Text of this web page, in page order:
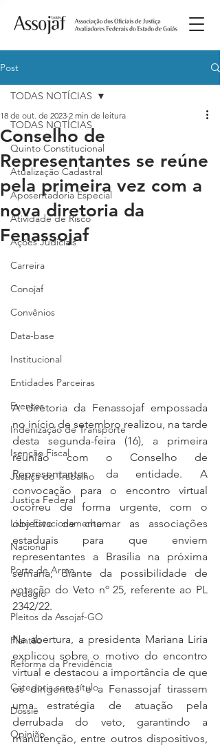
Post
TODAS NOTÍCIAS
Quinto Constitucional
Atualização Cadastral
Aposentadoria Especial
Atividade de Risco
Ações Judiciais
Carreira
Conojaf
Convênios
Data-base
Institucional
Entidades Parceiras
Eventos
Indenização de Transporte
Isenção Fiscal
Justiça do Trabalho
Justiça Federal
Livre Estacionamento
Nacional
Porte de Arma
Pedágio
Pleitos da Assojaf-GO
Plantão
Reforma da Previdência
Categoria sem título
Dossiê
Opinião
TODAS NOTÍCIAS
Conselho de
Representantes se reúne
pela primeira vez com a
nova diretoria da
Fenassojaf
18 de out. de 2023 2 min de leitura
A diretoria da Fenassojaf empossada
no início de setembro realizou, na tarde
desta segunda-feira (16), a primeira
reunião com o Conselho de
Representantes da entidade. A
convocação para o encontro virtual
ocorreu de forma urgente, com o
objetivo de chamar as associações
estaduais para que enviem
representantes a Brasília na próxima
semana, diante da possibilidade de
votação do Veto nº 25, referente ao PL
2342/22.
Na abertura, a presidenta Mariana Liria
explicou sobre o motivo do encontro
virtual e destacou a importância de que
os dirigentes e a Fenassojaf tirassem
uma estratégia de atuação pela
derrubada do veto, garantindo a
manutenção, entre outros dispositivos,